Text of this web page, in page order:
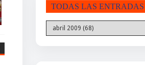
TODAS LAS ENTRADAS